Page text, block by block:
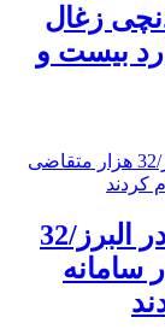
۲۰ معدنچی زغال
بیست و
کاهش نرخ بیکاری در البرز/32
سامانه